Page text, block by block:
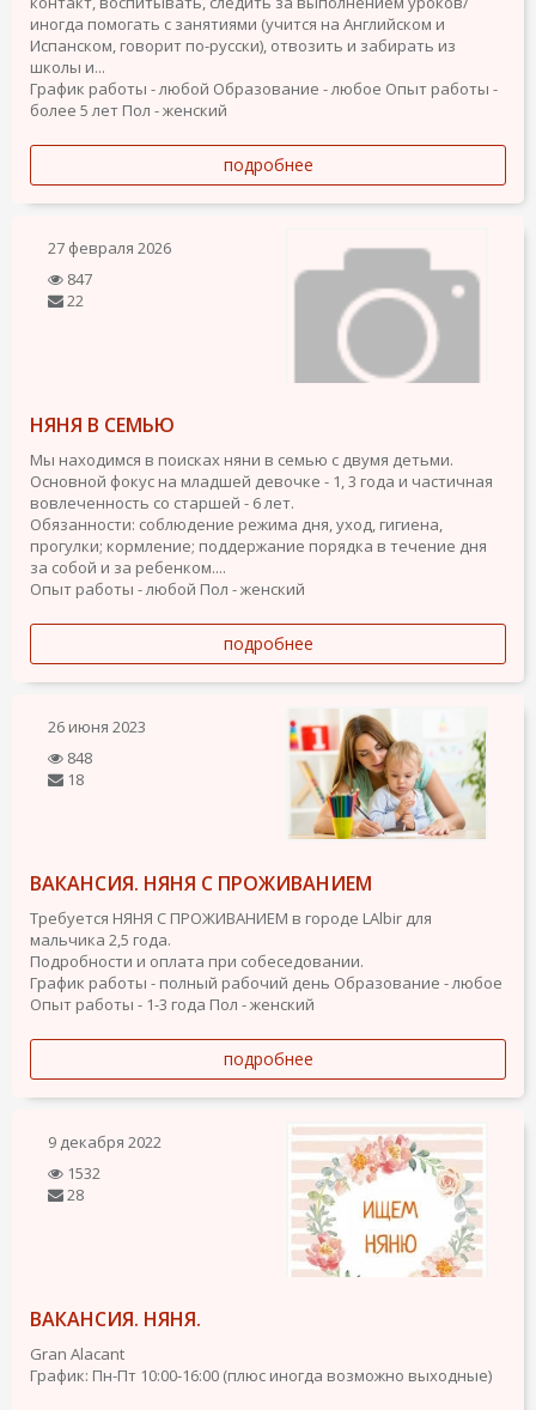
иногда помогать с занятиями (учится на Английском и
Испанском, говорит по-русски), отвозить и забирать из
школы и...
График работы - любой Образование - любое Опыт работы -
более 5 лет Пол - женский
подробнее
27 февраля 2026
847
22
НЯНЯ В СЕМЬЮ
Мы находимся в поисках няни в семью с двумя детьми.
Основной фокус на младшей девочке - 1, 3 года и частичная
вовлеченность со старшей - 6 лет.
Обязанности: соблюдение режима дня, уход, гигиена,
прогулки; кормление; поддержание порядка в течение дня
за собой и за ребенком....
Опыт работы - любой Пол - женский
подробнее
26 июня 2023
848
18
ВАКАНСИЯ. НЯНЯ С ПРОЖИВАНИЕМ
Требуется НЯНЯ С ПРОЖИВАНИЕМ в городе LAlbir для
мальчика 2,5 года.
Подробности и оплата при собеседовании.
График работы - полный рабочий день Образование - любое
Опыт работы - 1-3 года Пол - женский
подробнее
9 декабря 2022
1532
28
ВАКАНСИЯ. НЯНЯ.
Gran Alacant
График: Пн-Пт 10:00-16:00 (плюс иногда возможно выходные)